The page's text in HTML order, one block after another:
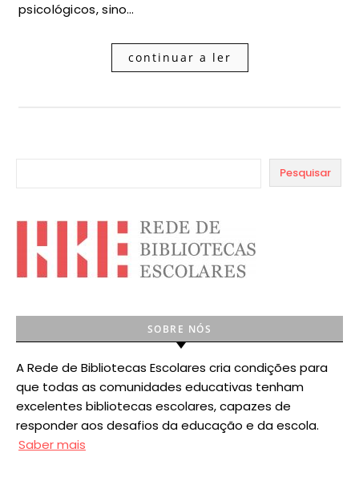
psicológicos, sino…
continuar a ler
Pesquisar
SOBRE NÓS
A Rede de Bibliotecas Escolares cria condições para
que todas as comunidades educativas tenham
excelentes bibliotecas escolares, capazes de
responder aos desafios da educação e da escola.
Saber mais